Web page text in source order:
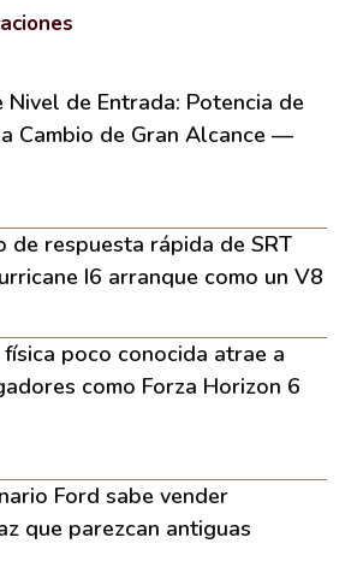
Nivel de Entrada: Potencia de
Cambio de Gran Alcance —
de respuesta rápida de SRT
I6 arranque como un V8
poco conocida atrae a
como Forza Horizon 6
Ford sabe vender
que parezcan antiguas